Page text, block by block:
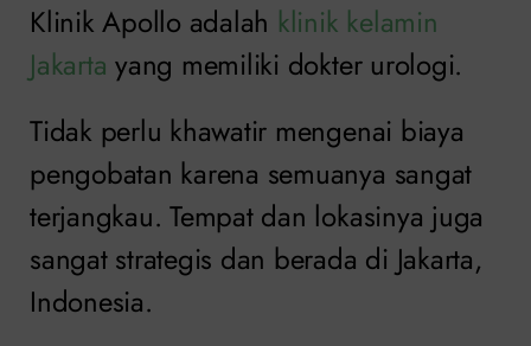
Klinik Apollo adalah klinik kelamin
Jakarta yang memiliki dokter urologi.
Tidak perlu khawatir mengenai biaya
pengobatan karena semuanya sangat
terjangkau. Tempat dan lokasinya juga
sangat strategis dan berada di Jakarta,
Indonesia.